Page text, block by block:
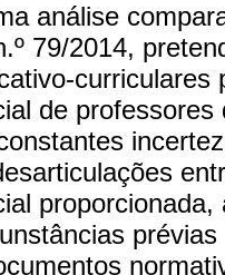
análise
79/2014,
curriculares
de